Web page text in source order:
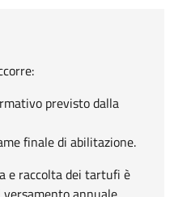
previsto dalla
finale di abilitazione.
e raccolta dei tartufi è